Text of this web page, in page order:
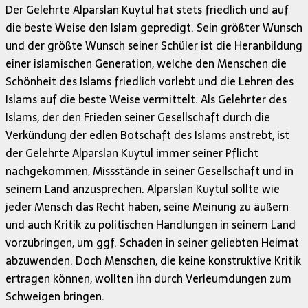
Der Gelehrte Alparslan Kuytul hat stets friedlich und auf
die beste Weise den Islam gepredigt. Sein größter Wunsch
und der größte Wunsch seiner Schüler ist die Heranbildung
einer islamischen Generation, welche den Menschen die
Schönheit des Islams friedlich vorlebt und die Lehren des
Islams auf die beste Weise vermittelt. Als Gelehrter des
Islams, der den Frieden seiner Gesellschaft durch die
Verkündung der edlen Botschaft des Islams anstrebt, ist
der Gelehrte Alparslan Kuytul immer seiner Pflicht
nachgekommen, Missstände in seiner Gesellschaft und in
seinem Land anzusprechen. Alparslan Kuytul sollte wie
jeder Mensch das Recht haben, seine Meinung zu äußern
und auch Kritik zu politischen Handlungen in seinem Land
vorzubringen, um ggf. Schaden in seiner geliebten Heimat
abzuwenden. Doch Menschen, die keine konstruktive Kritik
ertragen können, wollten ihn durch Verleumdungen zum
Schweigen bringen.